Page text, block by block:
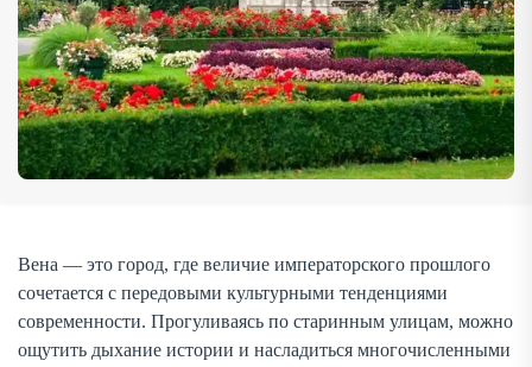
Вена — это город, где величие императорского прошлого
сочетается с передовыми культурными тенденциями
современности. Прогуливаясь по старинным улицам, можно
ощутить дыхание истории и насладиться многочисленными